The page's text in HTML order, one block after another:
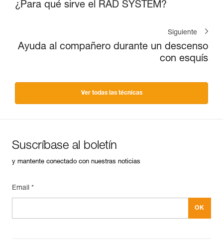
¿Para qué sirve el RAD SYSTEM?
Siguiente
Ayuda al compañero durante un descenso
con esquís
Ver todas las técnicas
Suscríbase al boletín
y mantente conectado con nuestras noticias
Email *